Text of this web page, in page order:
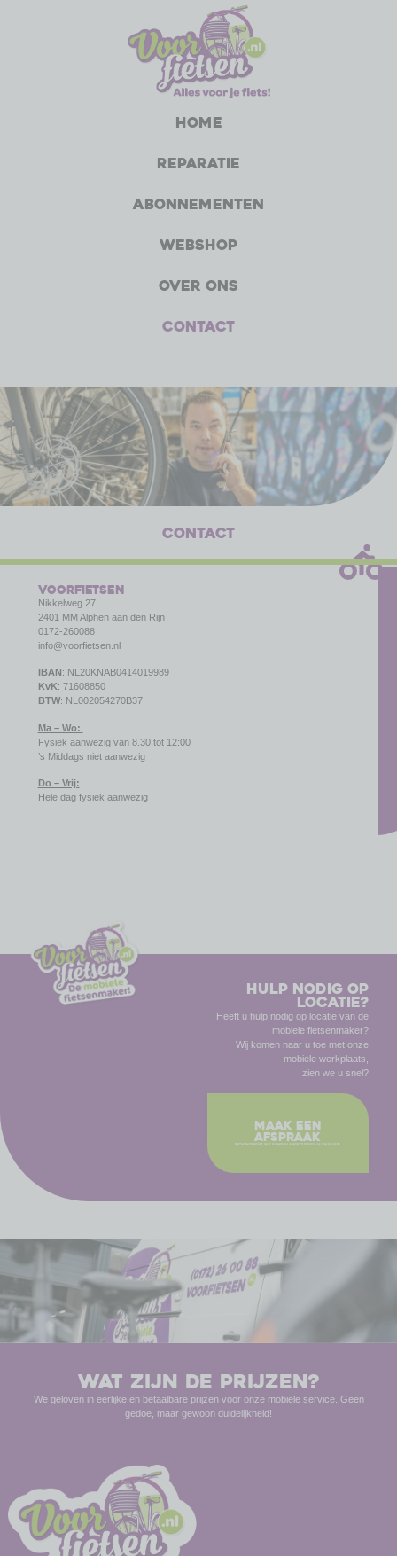
Home
Reparatie
Abonnementen
Webshop
Over ons
Contact
contact
VoorFietsen
Nikkelweg 27
2401 MM Alphen aan den Rijn
0172-260088
info@voorfietsen.nl
IBAN: NL20KNAB0414019989
KvK: 71608850
BTW: NL002054270B37
Ma – Wo:
Fysiek aanwezig van 8.30 tot 12:00
’s Middags niet aanwezig
Do – Vrij:
Hele dag fysiek aanwezig
Hulp nodig op
locatie?
Heeft u hulp nodig op locatie van de
mobiele fietsenmaker?
Wij komen naar u toe met onze
mobiele werkplaats,
zien we u snel?
maak een
afspraak
WAT ZIJN DE PRIJZEN?
We geloven in eerlijke en betaalbare prijzen voor onze mobiele service. Geen
gedoe, maar gewoon duidelijkheid!